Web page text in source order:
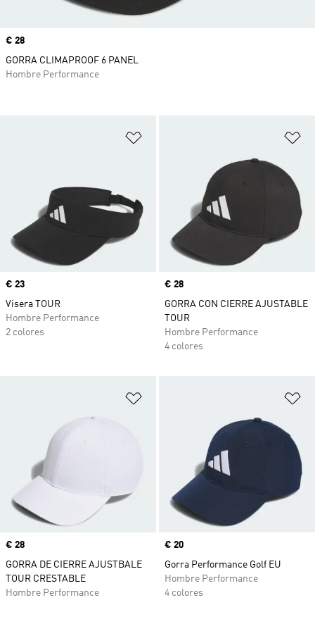
Precio
€ 23
Visera TOUR
Hombre Performance
2 colores
Precio
€ 28
GORRA CON CIERRE AJUSTABLE
TOUR
Hombre Performance
4 colores
Precio
€ 28
GORRA DE CIERRE AJUSTBALE
TOUR CRESTABLE
Hombre Performance
Precio
€ 20
Gorra Performance Golf EU
Hombre Performance
4 colores
Precio
€ 28
GORRA CLIMAPROOF 6 PANEL
Hombre Performance